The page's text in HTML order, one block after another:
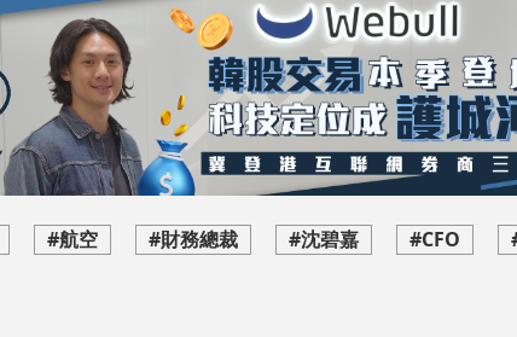
#航空 #財務總裁 #沈碧嘉 #CFO